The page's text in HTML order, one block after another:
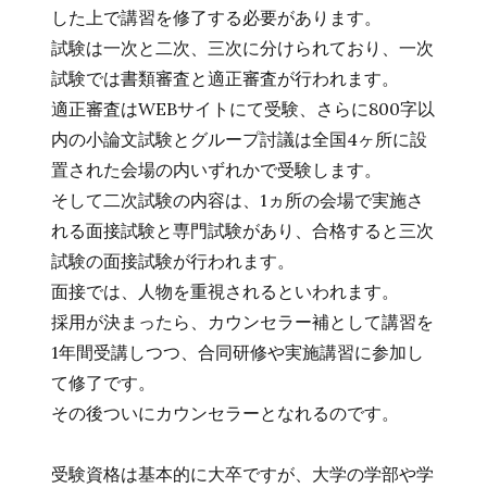
した上で講習を修了する必要があります。
試験は一次と二次、三次に分けられており、一次
試験では書類審査と適正審査が行われます。
適正審査はWEBサイトにて受験、さらに800字以
内の小論文試験とグループ討議は全国4ヶ所に設
置された会場の内いずれかで受験します。
そして二次試験の内容は、1ヵ所の会場で実施さ
れる面接試験と専門試験があり、合格すると三次
試験の面接試験が行われます。
面接では、人物を重視されるといわれます。
採用が決まったら、カウンセラー補として講習を
1年間受講しつつ、合同研修や実施講習に参加し
て修了です。
その後ついにカウンセラーとなれるのです。
受験資格は基本的に大卒ですが、大学の学部や学